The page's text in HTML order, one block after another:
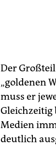
Der
„goldenen
muss er
Gleichzeitig
Medien
deutlich